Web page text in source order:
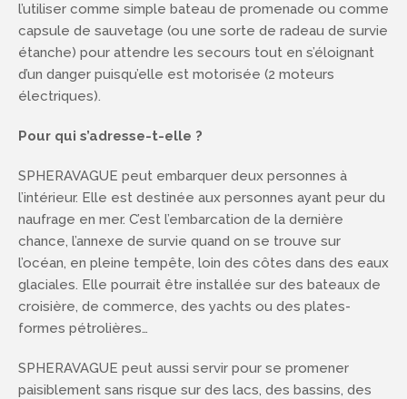
l’utiliser comme simple bateau de promenade ou comme
capsule de sauvetage (ou une sorte de radeau de survie
étanche) pour attendre les secours tout en s’éloignant
d’un danger puisqu’elle est motorisée (2 moteurs
électriques).
Pour qui s’adresse-t-elle ?
SPHERAVAGUE peut embarquer deux personnes à
l’intérieur. Elle est destinée aux personnes ayant peur du
naufrage en mer. C’est l’embarcation de la dernière
chance, l’annexe de survie quand on se trouve sur
l’océan, en pleine tempête, loin des côtes dans des eaux
glaciales. Elle pourrait être installée sur des bateaux de
croisière, de commerce, des yachts ou des plates-
formes pétrolières…
SPHERAVAGUE peut aussi servir pour se promener
paisiblement sans risque sur des lacs, des bassins, des